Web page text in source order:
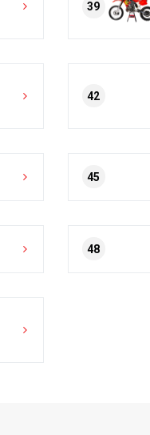
39
42
45
48